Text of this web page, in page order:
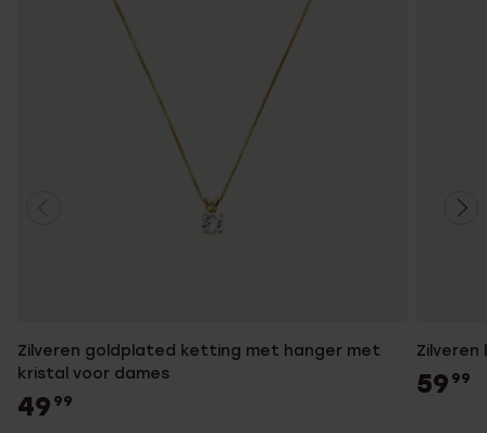
Zilveren goldplated ketting met hanger met
kristal voor dames
49 99
59 99